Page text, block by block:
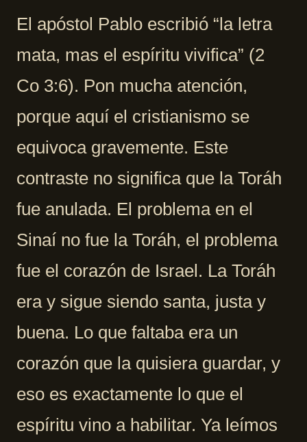
El apóstol Pablo escribió “la letra
mata, mas el espíritu vivifica” (2
Co 3:6). Pon mucha atención,
porque aquí el cristianismo se
equivoca gravemente. Este
contraste no significa que la Toráh
fue anulada. El problema en el
Sinaí no fue la Toráh, el problema
fue el corazón de Israel. La Toráh
era y sigue siendo santa, justa y
buena. Lo que faltaba era un
corazón que la quisiera guardar, y
eso es exactamente lo que el
espíritu vino a habilitar. Ya leímos